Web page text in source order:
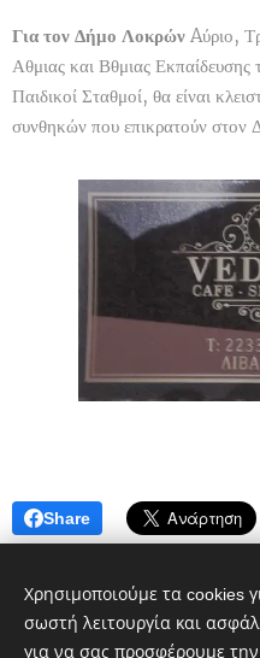
Για τον Δήμο Λοκρών Aύριο,
Αθμιας και Βθμιας
Παιδικοί Σταθμοί, θα είναι
συνθηκών που επικρατούν
Share
Χρησιμοποιούμε τα cookies
σωστή λειτουργία και
για να σας προσφέρουμε